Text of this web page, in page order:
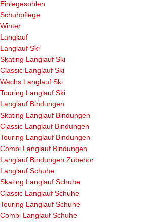
Einlegesohlen
Schuhpflege
Winter
Langlauf
Langlauf Ski
Skating Langlauf Ski
Classic Langlauf Ski
Wachs Langlauf Ski
Touring Langlauf Ski
Langlauf Bindungen
Skating Langlauf Bindungen
Classic Langlauf Bindungen
Touring Langlauf Bindungen
Combi Langlauf Bindungen
Langlauf Bindungen Zubehör
Langlauf Schuhe
Skating Langlauf Schuhe
Classic Langlauf Schuhe
Touring Langlauf Schuhe
Combi Langlauf Schuhe